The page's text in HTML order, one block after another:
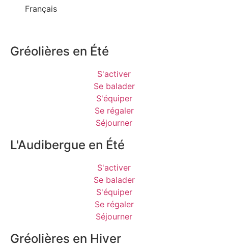
Français
Gréolières en Été
S'activer
Se balader
S'équiper
Se régaler
Séjourner
L'Audibergue en Été
S'activer
Se balader
S'équiper
Se régaler
Séjourner
Gréolières en Hiver